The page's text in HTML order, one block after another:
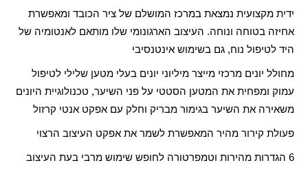
ידית מקצועית נמצאת במרכז המושלם של ציר הכובד ומאפשרת
אחיזה בטוחה ונוחה. העיצוב הארגונומי שלו מותאם לאנטומיה של
היד לטיפול נוח, גם בשימוש אינטנסיבי
מחולל יונים מרכזי מייצר מיליוני יונים בעלי מטען שלילי לטיפול
עמוק ומפחית את המטען הסטטי על פני השיער, טכנולוגיית היונים
משאירה את השיער בגימור מבריק וחלק עם אפקט אנטי קרזול
פעולת קירור מהיר המאפשרת לשמר את אפקט העיצוב הרצוי
6 הגדרות מהירות וטמפרטורה לחופש שימוש מרבי בעת העיצוב